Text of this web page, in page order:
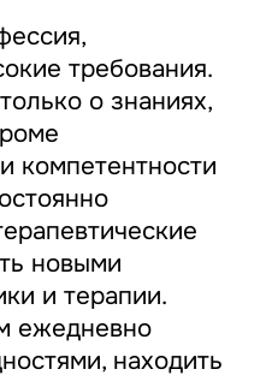
требования.
о знаниях,
компетентности
новыми
и терапии.
ежедневно
находить